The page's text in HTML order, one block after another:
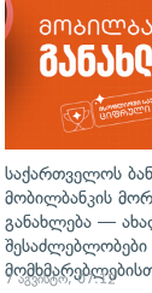
საქართველოს
მობილბანკის
განახლება —
შესაძლებლობები
7 აგვისტო, 07:12